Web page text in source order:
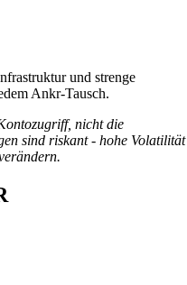
und strenge
Ankr-Tausch.
nicht die
sind riskant - hohe Volatilität